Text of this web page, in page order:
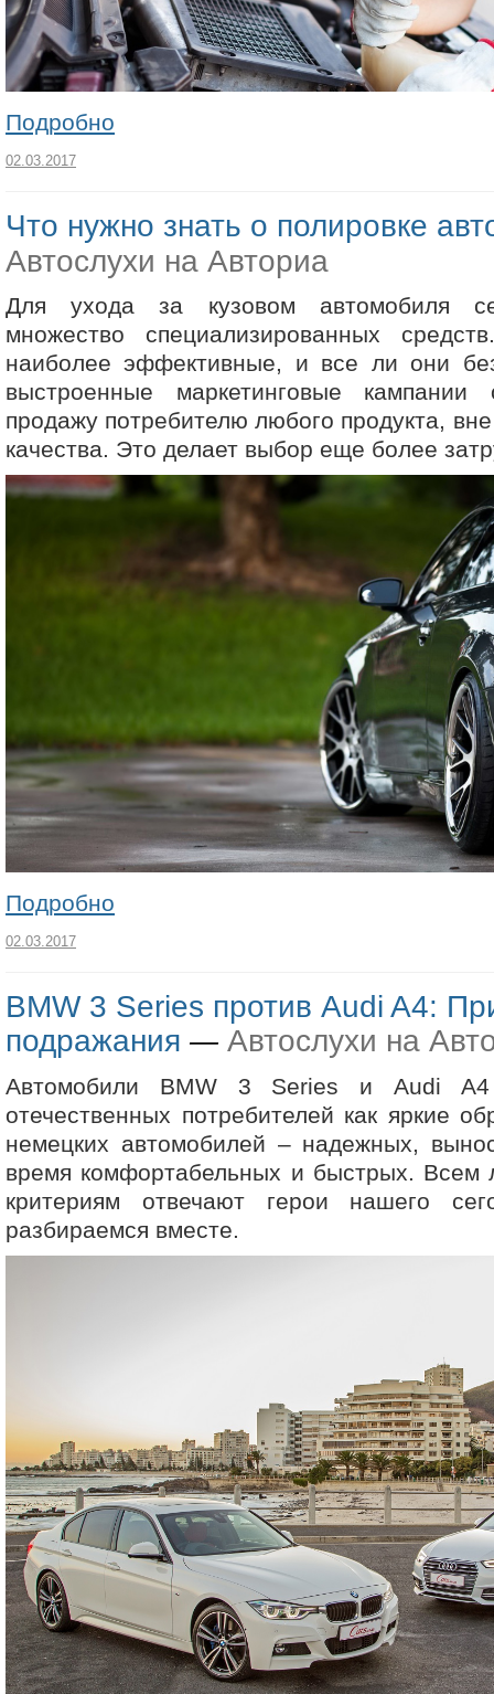
Подробно
02.03.2017
Что нужно знать о полировке
Автослухи на Авториа
Для ухода за кузовом автомобиля
множество специализированных
наиболее эффективные, и все ли они
выстроенные маркетинговые кампании
продажу потребителю любого продукта,
качества. Это делает выбор еще более
Подробно
02.03.2017
BMW 3 Series против Audi A4:
подражания — Автослухи на
Автомобили BMW 3 Series и Audi A4
отечественных потребителей как яркие
немецких автомобилей – надежных,
время комфортабельных и быстрых. Всем
критериям отвечают герои нашего
разбираемся вместе.